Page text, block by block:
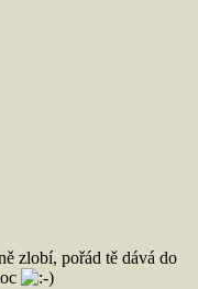
zlobí, pořád tě dává do